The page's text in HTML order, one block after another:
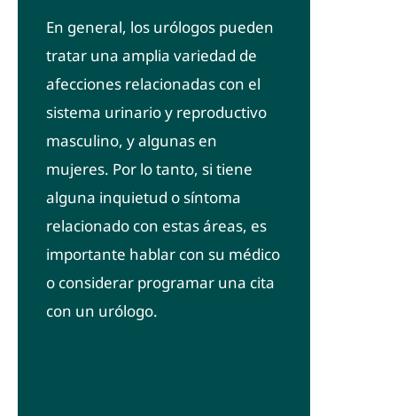
En general, los urólogos pueden
tratar una amplia variedad de
afecciones relacionadas con el
sistema urinario y reproductivo
masculino, y algunas en
mujeres. Por lo tanto, si tiene
alguna inquietud o síntoma
relacionado con estas áreas, es
importante hablar con su médico
o considerar programar una cita
con un urólogo.